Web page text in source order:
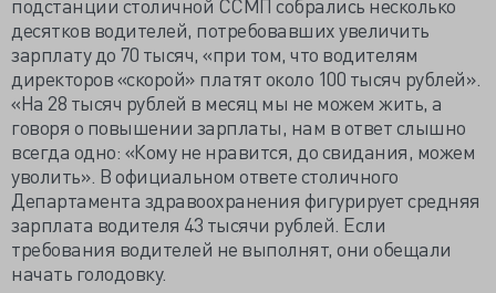
десятков водителей, потребовавших увеличить
зарплату до 70 тысяч, «при том, что водителям
директоров «скорой» платят около 100 тысяч рублей».
«На 28 тысяч рублей в месяц мы не можем жить, а
говоря о повышении зарплаты, нам в ответ слышно
всегда одно: «Кому не нравится, до свидания, можем
уволить». В официальном ответе столичного
Департамента здравоохранения фигурирует средняя
зарплата водителя 43 тысячи рублей. Если
требования водителей не выполнят, они обещали
начать голодовку.